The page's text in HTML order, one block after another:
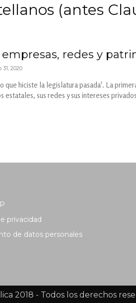
Pública
(antes
redes y
31, 2020
que hiciste la legislatura pasada'. La
sus redes y sus intereses
privacidad
de datos personales
2018 - Todos los derechos